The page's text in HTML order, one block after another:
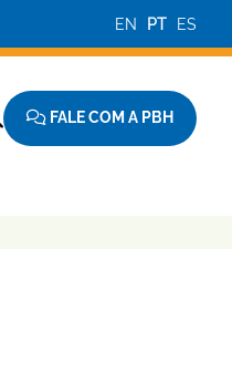
EN PT ES
FALE COM A PBH